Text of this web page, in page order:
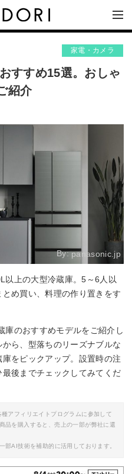
家電・カメラ
すすめ15選。おしゃ
紹介
By:panasonic.jp
以上の大型冷蔵庫。5～6人以
とめ買い、料理の作り置きをす
庫のおすすめモデルをご紹介し
ら、型落ちのリーズナブルな
をピックアップ。設置時の注
後までチェックしてみてくだ
アフィリエイトプログラムに参加して
品を購入すると、売上の一部が弊社に還
AI技術を補助的に活用しております。